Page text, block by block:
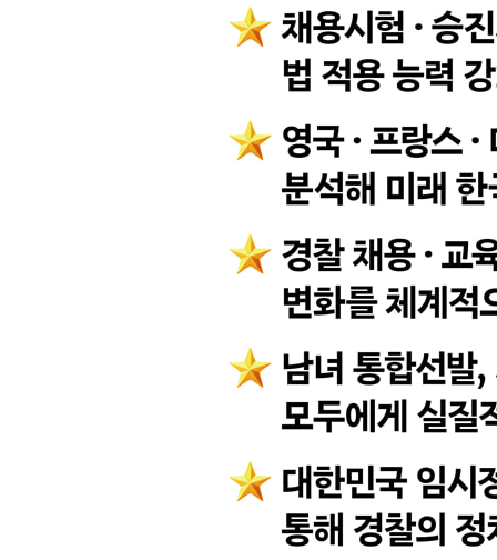
제2절 프랑스의 경찰관련기관 445
제3절 프랑스의 경찰공무원 458
제2절 일본의 경찰관련기관 464
제3절 일본의 경찰공무원 472
제1장 조직 및 인사관리 경찰
제1절 조직 및 인사관리 경찰의 의의 479
제2절 조직 및 인사관리 경찰의 조직 480
제1절 범죄예방대응경찰의 의의 488
제2절 범죄예방대응경찰의 조직 488
제3장 생활안전교통경찰
제1절 생활안전교통경찰의 의의 512
제2절 생활안전교통경찰의 조직 512